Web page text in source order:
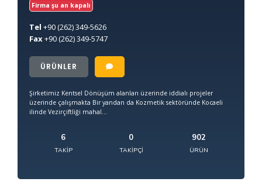
Firma şu an kapalı
Tel +90(262) 349-5626
Fax+90(262) 349-5747
ÜRÜNLER
Şirketimiz Kentsel Dönüşüm alanları üzerinde iddialı projeler
üzerinde çalışmakta Bir yandan da Kozmetik sektöründe Kocaeli
ilinde Vezirçiftliği mahal...
6
TAKIP
0
TAKIPÇI
902
ÜRÜN